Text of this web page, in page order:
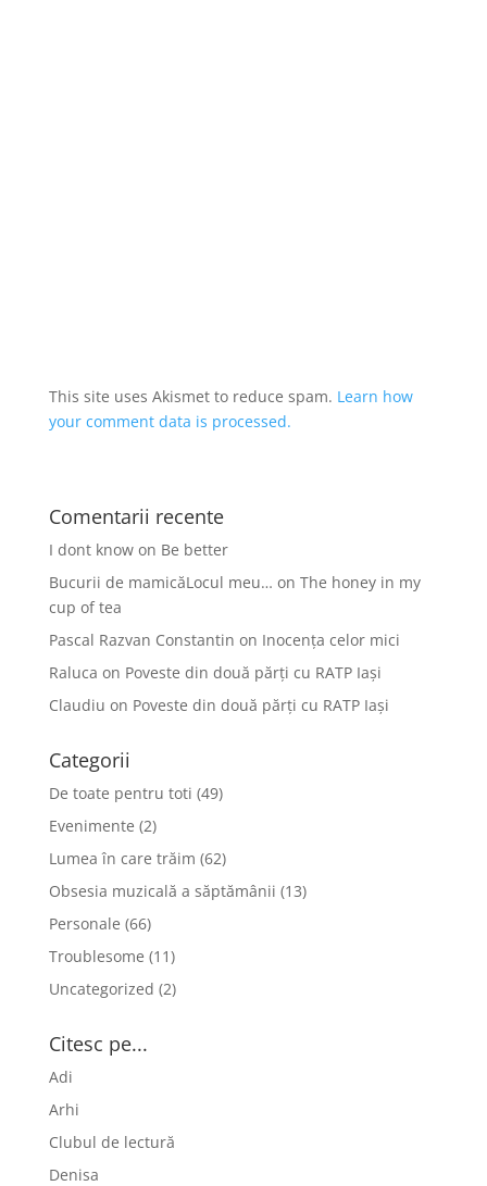
This site uses Akismet to reduce spam. Learn how
your comment data is processed.
Comentarii recente
I dont knowon Be better
Bucurii de mamicăLocul meu… on The honey in my
cup of tea
Pascal Razvan Constantin on Inocența celor mici
Raluca on Poveste din două părți cu RATP Iași
Claudiu on Poveste din două părți cu RATP Iași
Categorii
De toate pentru toti (49)
Evenimente (2)
Lumea în care trăim (62)
Obsesia muzicală a săptămânii (13)
Personale (66)
Troublesome (11)
Uncategorized (2)
Citesc pe...
Adi
Arhi
Clubul de lectură
Denisa